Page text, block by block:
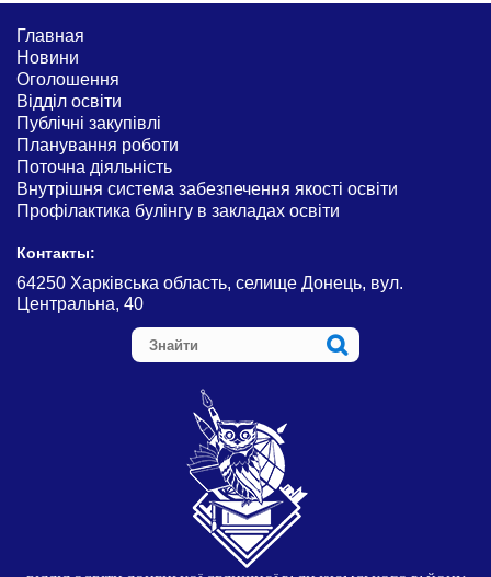
Главная
Новини
Оголошення
Відділ освіти
Публічні закупівлі
Планування роботи
Поточна діяльність
Внутрішня система забезпечення якості освіти
Профілактика булінгу в закладах освіти
Контакты:
64250 Харківська область, селище Донець, вул.
Центральна, 40